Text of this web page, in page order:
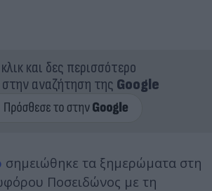
και δες περισσότερο
στην αναζήτηση της Google
σημειώθηκε τα ξημερώματα στη
Ποσειδώνος με τη